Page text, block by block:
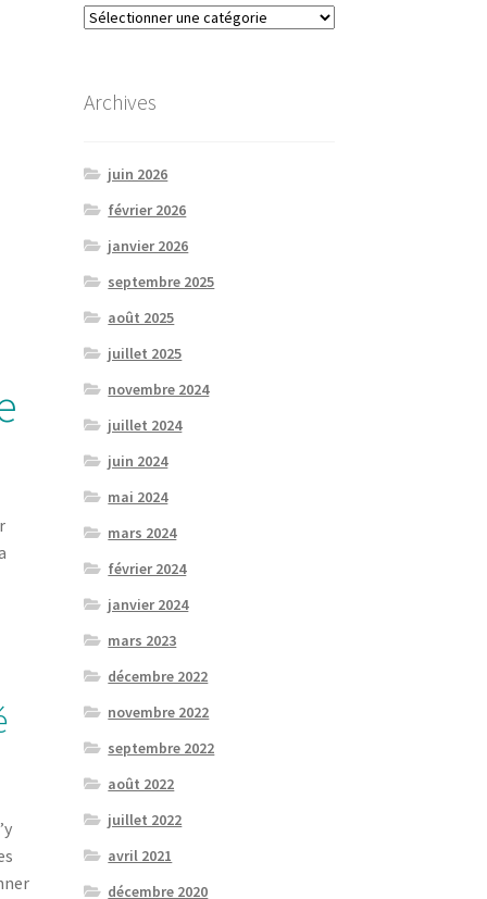
Catégories
Archives
juin 2026
février 2026
janvier 2026
septembre 2025
août 2025
juillet 2025
novembre 2024
juillet 2024
juin 2024
mai 2024
mars 2024
février 2024
janvier 2024
mars 2023
décembre 2022
novembre 2022
septembre 2022
août 2022
juillet 2022
avril 2021
décembre 2020